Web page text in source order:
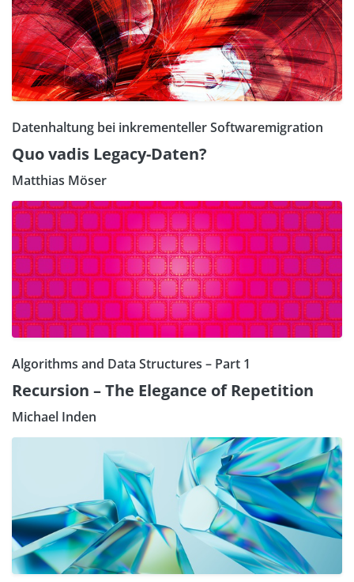
Datenhaltung bei inkrementeller Softwaremigration
Quo vadis Legacy-Daten?
Matthias Möser
Algorithms and Data Structures – Part 1
Recursion – The Elegance of Repetition
Michael Inden